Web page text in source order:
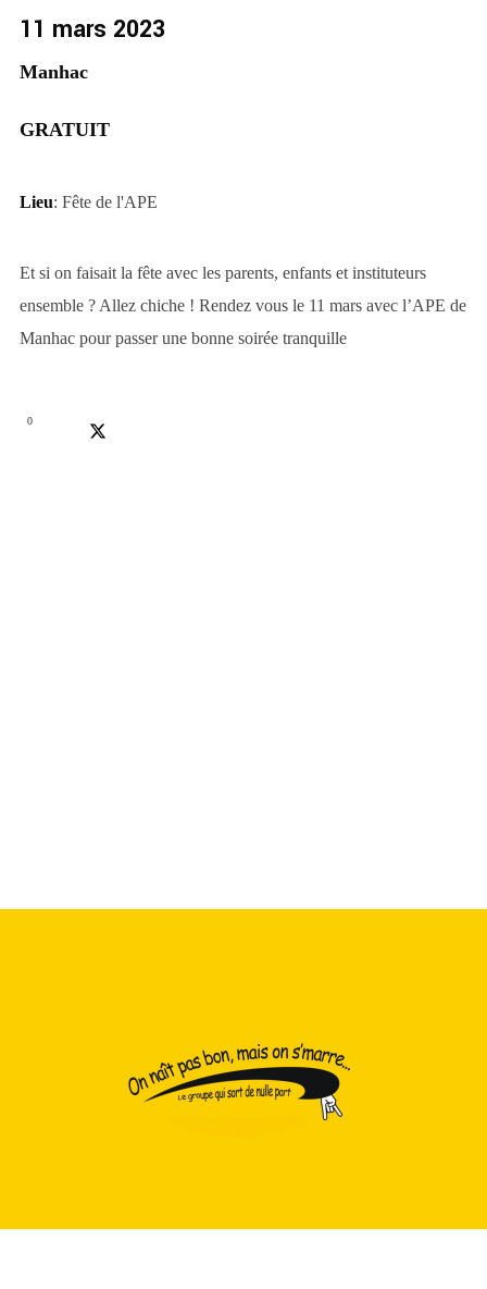
11 mars 2023
Manhac
GRATUIT
Lieu: Fête de l'APE
Et si on faisait la fête avec les parents, enfants et instituteurs
ensemble ? Allez chiche ! Rendez vous le 11 mars avec l’APE de
Manhac pour passer une bonne soirée tranquille
0